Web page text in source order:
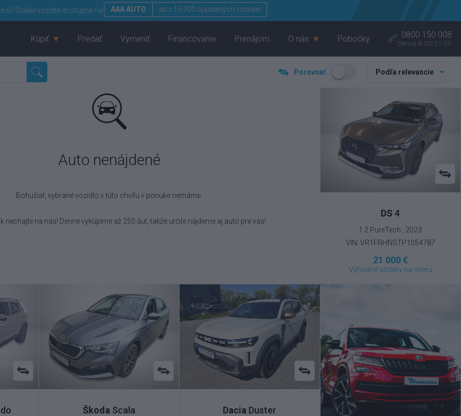
si? Ďalšie vozidlá dostupné na: AAA AUTO až z 15 000 ojazdených vozidiel
Kúpiť Predať Vymeniť Financovanie Prenájom O nás Pobočky 0800 150 008
Denne 8.00-21.00
Porovnať Podľa relevancie
Auto nenájdené
Bohužiaľ, vybrané vozidlov túto chvíľu v ponuke nemáme.
nechajte na nás! Denne vykúpime až 250 áut, takže určite nájdeme aj auto pre vás!
DS 4
1.2 PureTech , 2023
VIN: VR1FRHNSTP1054787
21 000 €
Výhodné splátky na mieru
Škoda Scala Dacia Duster